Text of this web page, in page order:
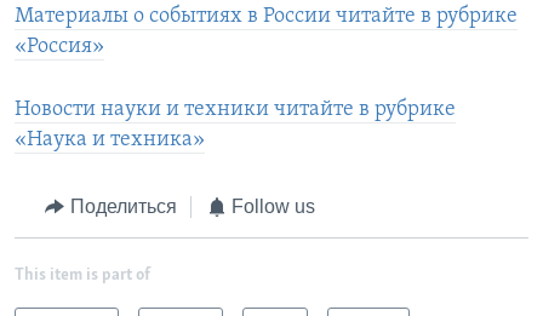
Материалы о событиях в России читайте в рубрике
«Россия»
Новости науки и техники читайте в рубрике
«Наука и техника»
Поделиться Follow us
This item is part of